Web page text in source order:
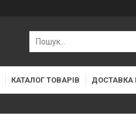
КАТАЛОГ ТОВАРІВ ДОСТАВКА